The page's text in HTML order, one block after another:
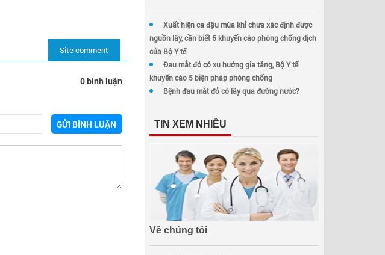
Site comment
0 bình luận
GỬI BÌNH LUẬN
Xuất hiện ca đậu mùa khỉ chưa xác định được
nguồn lây, cần biết 6 khuyến cáo phòng chống dịch
của Bộ Y tế
Đau mắt đỏ có xu hướng gia tăng, Bộ Y tế
khuyến cáo 5 biện pháp phòng chống
Bệnh đau mắt đỏ có lây qua đường nước?
TIN XEM NHIỀU
Về chúng tôi